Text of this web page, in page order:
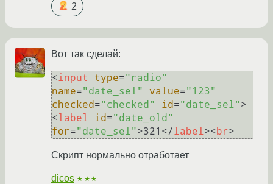
2
Вот так сделай:
<input type="radio"
name="date_sel" value="123"
checked="checked" id="date_sel">
<label id="date_old"
for="date_sel">321 </label><br>
Скрипт нормально отработает
dicos ★★★